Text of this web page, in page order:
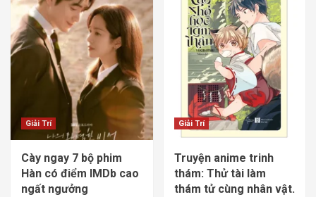
Giải Trí
Cày ngay 7 bộ phim
Hàn có điểm IMDb cao
ngất ngưởng
Giải Trí
Truyện anime trinh
thám: Thử tài làm
thám tử cùng nhân vật.